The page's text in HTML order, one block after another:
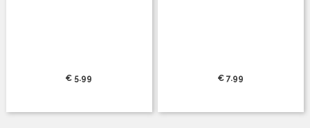
€ 5.99 € 7.99